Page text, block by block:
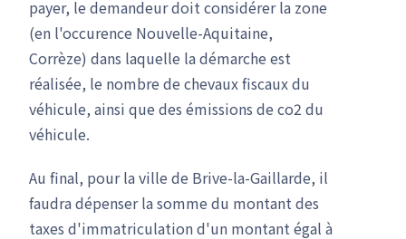
payer, le demandeur doit considérer la zone
(en l'occurence Nouvelle-Aquitaine,
Corrèze) dans laquelle la démarche est
réalisée, le nombre de chevaux fiscaux du
véhicule, ainsi que des émissions de co2 du
véhicule.
Au final, pour la ville de Brive-la-Gaillarde, il
faudra dépenser la somme du montant des
taxes d'immatriculation d'un montant égal à